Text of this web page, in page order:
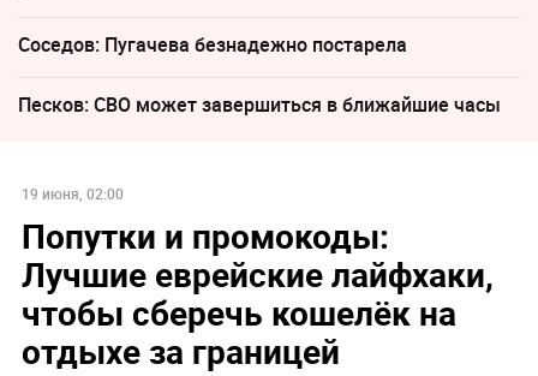
Соседов: Пугачева безнадежно постарела
Песков: СВО может завершиться в ближайшие часы
19 июня, 02:00
Попутки и промокоды:
Лучшие еврейские лайфхаки,
чтобы сберечь кошелёк на
отдыхе за границей